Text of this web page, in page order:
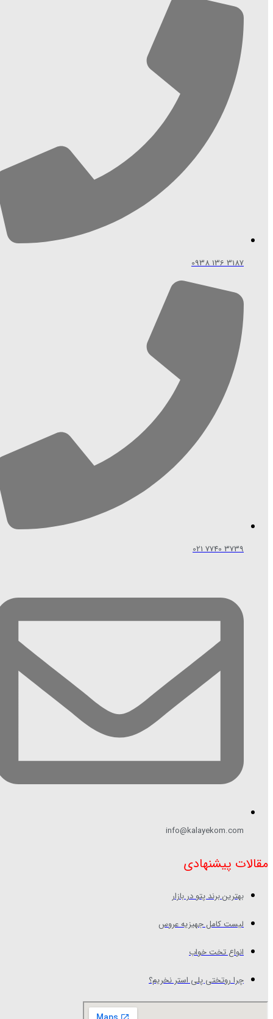
3187 136 0938
3739 7740 021
info@kalayekom.com
مقالات پیشنهادی
بهترین برند پتو در بازار
لیست کامل جهیزیه عروس
انواع تخت خواب
چرا روتختی پلی استر نخریم؟